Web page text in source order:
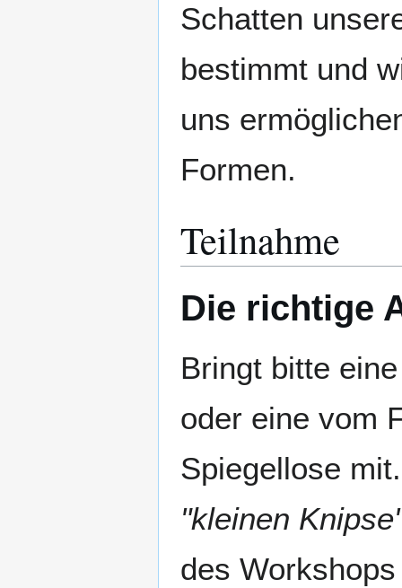
Schatten
bestimmt und
uns
Formen.
Teilnahme
Die richtige
Bringt bitte
oder eine vom
Spiegellose
"kleinen
des